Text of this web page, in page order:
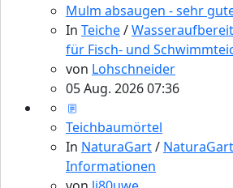
Mulm absaugen - sehr
In Teiche/
für Fisch- und
von Lohschneider
05 Aug. 2026 07:36
Teichbaumörtel
In NaturaGart/
Informationen